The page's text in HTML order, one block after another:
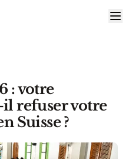
: votre
refuser votre
Suisse ?